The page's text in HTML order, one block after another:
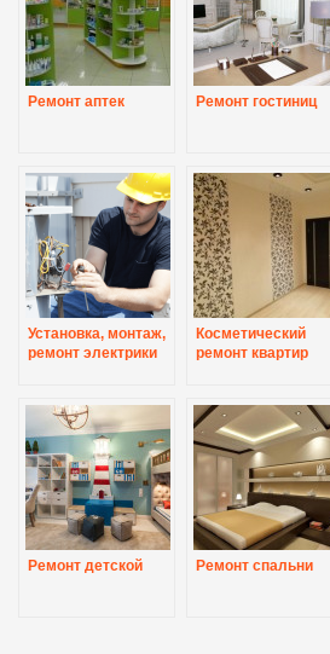
Ремонт аптек Ремонт гостиниц
Установка, монтаж,
ремонт электрики
Косметический
ремонт квартир
Ремонт детской Ремонт спальни